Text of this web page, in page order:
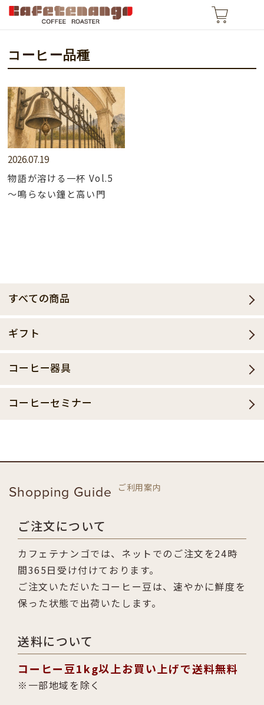
コーヒー品種
2026.07.19
物語が溶ける一杯 Vol.5
～鳴らない鐘と高い門
すべての商品
ギフト
コーヒー器具
コーヒーセミナー
Shopping Guide ご利用案内
ご注文について
カフェテナンゴでは、ネットでのご注文を24時
間365日受け付けております。
ご注文いただいたコーヒー豆は、速やかに鮮度を
保った状態で出荷いたします。
送料について
コーヒー豆1kg以上お買い上げで送料無料
一部地域を除く